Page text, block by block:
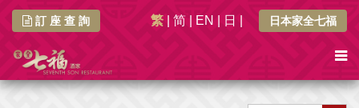
日本家全七福
繁 简 EN 日
訂 座 查 詢